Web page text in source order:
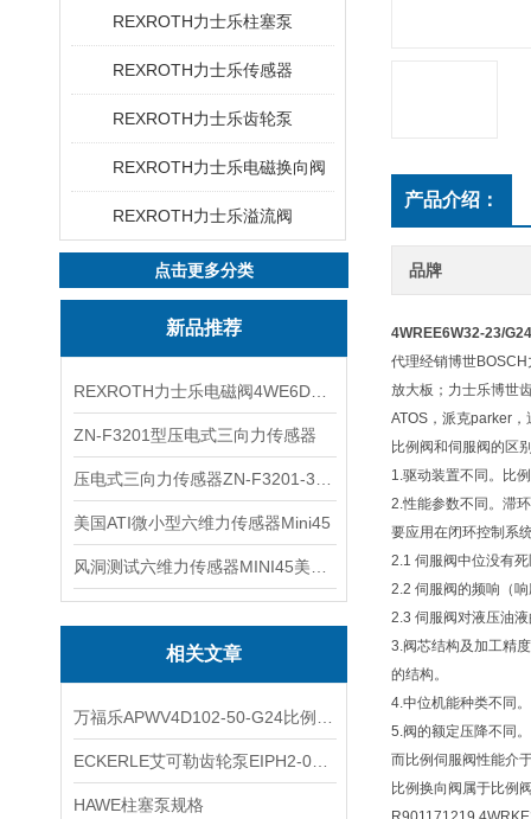
REXROTH力士乐柱塞泵
REXROTH力士乐传感器
REXROTH力士乐齿轮泵
REXROTH力士乐电磁换向阀
REXROTH力士乐溢流阀
点击更多分类
新品推荐
ZN-F3201型压电式三向力传感器
美国ATI微小型六维力传感器Mini45
相关文章
HAWE柱塞泵规格
产品介绍：
品牌
4WREE6W32-23/
代理经销博世
放大板；力士乐博世
ATOS，派克parker
比例阀和伺服阀的区
1.驱动装置不同。比
2.性能参数不同。滞
要应用在闭环控制系
2.1 伺服阀中位没有
2.2 伺服阀的频响（
2.3 伺服阀对液压油
3.阀芯结构及加工精
的结构。
4.中位机能种类不同
5.阀的额定压降不同。
而比例伺服阀性能介
比例换向阀属于比例